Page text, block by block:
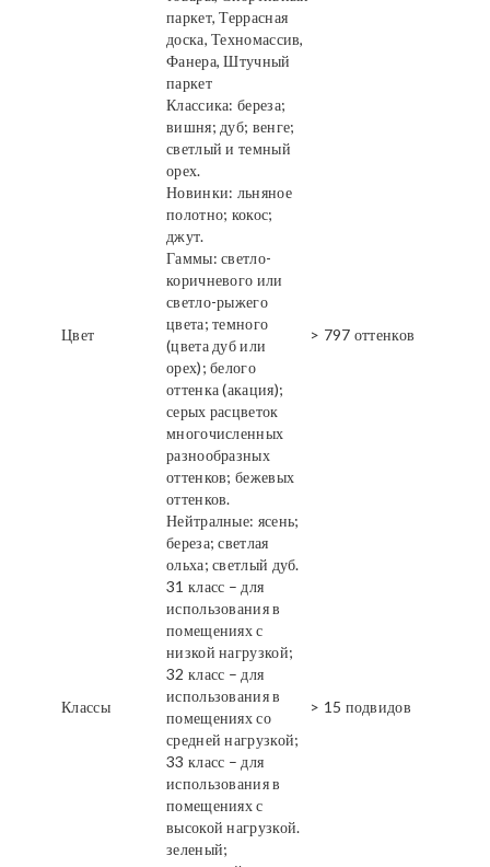
паркет, Террасная
доска, Техномассив,
Фанера, Штучный
паркет
Цвет
Классика: береза;
вишня; дуб; венге;
светлый и темный
орех.
Новинки: льняное
полотно; кокос;
джут.
Гаммы: светло-
коричневого или
светло-рыжего
цвета; темного
(цвета дуб или
орех); белого
оттенка (акация);
серых расцветок
многочисленных
разнообразных
оттенков; бежевых
оттенков.
Нейтралные: ясень;
береза; светлая
ольха; светлый дуб.
> 797 оттенков
Классы
31 класс – для
использования в
помещениях с
низкой нагрузкой;
32 класс – для
использования в
помещениях со
средней нагрузкой;
33 класс – для
использования в
помещениях с
высокой нагрузкой.
> 15 подвидов
зеленый;